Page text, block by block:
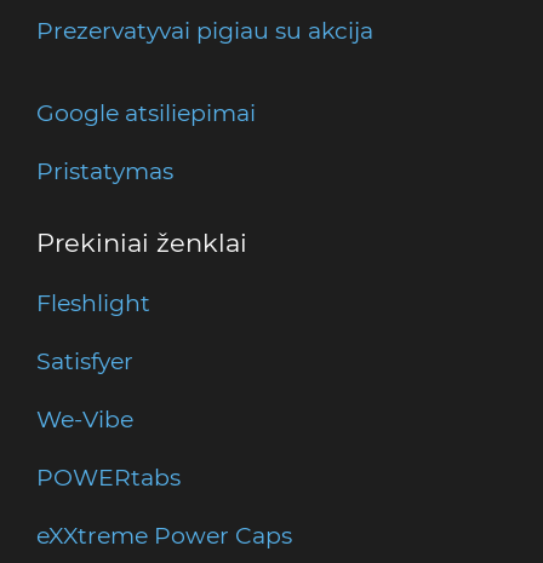
Prezervatyvai pigiau su akcija
Google atsiliepimai
Pristatymas
Prekiniai ženklai
Fleshlight
Satisfyer
We-Vibe
POWERtabs
eXXtreme Power Caps